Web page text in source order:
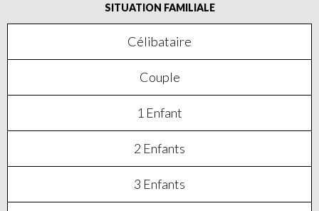
SITUATION FAMILIALE
Célibataire
Couple
1 Enfant
2 Enfants
3 Enfants